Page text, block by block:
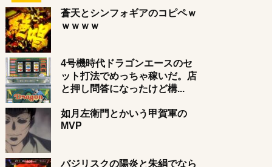
蒼天とシンフォギアのコピペｗ
ｗｗｗｗ
4号機時代ドラゴンエースのセ
ット打法でめっちゃ稼いだ。店
と押し問答になったけど構...
如月左衛門とかいう甲賀軍の
MVP
バジリスクの陽炎と朱絹でなら